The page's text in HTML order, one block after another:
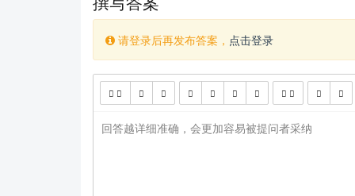
请登录后再发布答案， 点击登录
回答越详细准确，会更加容易被提问者采纳